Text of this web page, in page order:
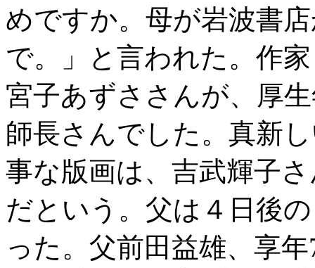
めですか。母が岩波書
で。」と言われた。作
宮子あずささんが、厚
師長さんでした。真新
事な版画は、吉武輝子
だという。父は４日後
った。父前田益雄、享